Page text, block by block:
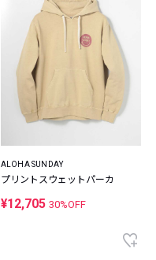
ALOHA SUNDAY
プリントスウェットパーカ
¥12,705 30%OFF